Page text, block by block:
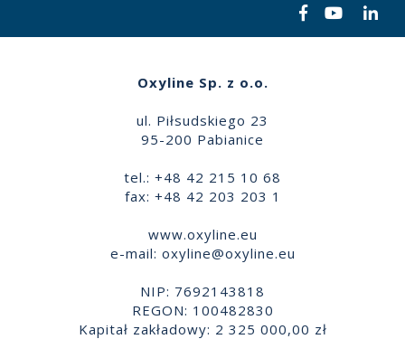
Oxyline Sp. z o.o.
ul. Piłsudskiego 23
95-200 Pabianice
tel.: +48 42 215 10 68
fax: +48 42 203 203 1
www.oxyline.eu
e-mail: oxyline@oxyline.eu
NIP: 7692143818
REGON: 100482830
Kapitał zakładowy: 2 325 000,00 zł